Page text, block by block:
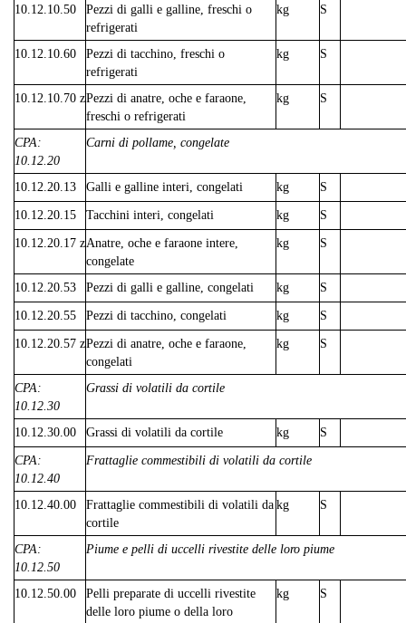
10.12.10.50
Pezzi di galli e galline, freschi o
refrigerati
kg S
10.12.10.60
Pezzi di tacchino, freschi o
refrigerati
kg S
10.12.10.70 zPezzi di anatre, oche e faraone,
freschi o refrigerati
kg S
CPA:
10.12.20
Carni di pollame, congelate
10.12.20.13 Galli e galline interi, congelati kg
S
10.12.20.15
Tacchini interi, congelati kg
S
10.12.20.17 zAnatre, oche e faraone intere,
congelate
kg S
10.12.20.53 Pezzi di galli e galline, congelati kg
S
10.12.20.55
Pezzi di tacchino, congelati kg
S
10.12.20.57 zPezzi di anatre, oche e faraone,
congelati
kg S
CPA:
10.12.30
Grassi di volatili da cortile
10.12.30.00 Grassi di volatili da cortile kg
S
CPA:
10.12.40
Frattaglie commestibili di volatili da cortile
10.12.40.00
Frattaglie commestibili di volatili da
cortile
kg S
CPA:
10.12.50
Piume e pelli di uccelli rivestite delle loro piume
10.12.50.00
Pelli preparate di uccelli rivestite
delle loro piume o della loro
kg S